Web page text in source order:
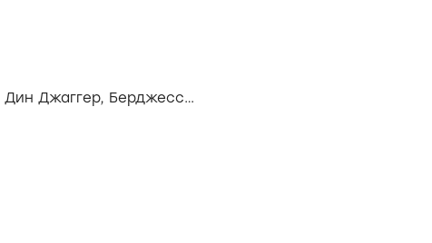
Дин Джаггер, Берджесс